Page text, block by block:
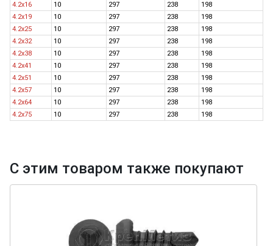
4.2х16
10 297 238
198
4.2х19
10 297 238
198
4.2х25
10 297 238
198
4.2х32
10 297 238
198
4.2х38
10 297 238
198
4.2х41
10 297 238
198
4.2х51
10 297 238
198
4.2х57
10 297 238
198
4.2х64
10 297 238
198
4.2х75
10 297 238 198
С этим товаром также покупают